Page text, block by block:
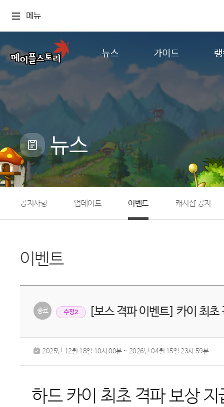
메뉴
뉴스
공지사항
업데이트
캐시샵 공지
메이플 알림판
with maple
가이드
게임정보
직업소개
확률형 아이템
NEXON NOW
뉴스
공지사항 업데이트 이벤트 캐시샵 공지
이벤트
수정2 [보스 격파 이벤트] 카이 최초
2025년 12월 18일 10시 00분 ~ 2026년 04월 15일 23시 59분
하드 카이 최초 격파 보상